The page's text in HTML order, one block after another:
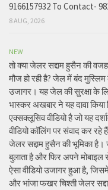
9166157932 To Contact-
8 AUG, 2026
NEW
तो क्या जेलर सद्दाम हुसैन की
मौज हो रही है? जेल में बंद मुस्लिम
उजागर। यह जेल की सुरक्षा के
भास्कर अखबार ने यह दावा
एक्सक्लूसिव वीडियो है जो यह
वीडियो कॉलिंग पर संवाद कर
जेलर सद्दाम हुसैन की भूमिका
बुलाता है और फिर अपने
ऐसा वीडियो उजागर हुआ है,
और भांजा फखर चिश्ती जेलर